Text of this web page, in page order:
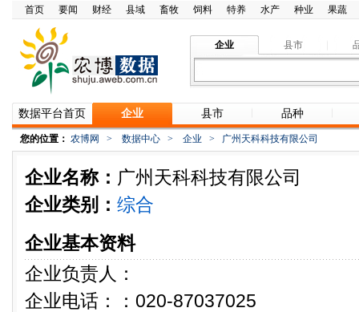
首页 要闻 财经 县域 畜牧 饲料 特养 水产 种业 果蔬
企业 县市
数据平台首页 企业 县市 品种
您的位置： 农博网 > 数据中心 > 企业 > 广州天科科技有限公司
企业名称： 广州天科科技有限公司
企业类别： 综合
企业基本资料
企业负责人：
企业电话：：020-87037025